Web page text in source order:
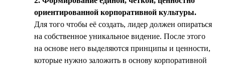
ориентированной корпоративной культуры.
Для того чтобы её создать, лидер должен опираться
на собственное уникальное видение. После этого
на основе него выделяются принципы и ценности,
которые нужно заложить в основу корпоративной